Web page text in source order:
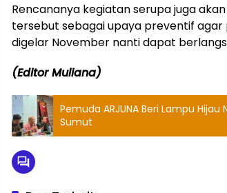
Rencananya kegiatan serupa juga
tersebut sebagai upaya preventif
digelar November nanti dapat
(Editor Muliana)
Pemuda ARJUNA Beri Lampu
Sumut